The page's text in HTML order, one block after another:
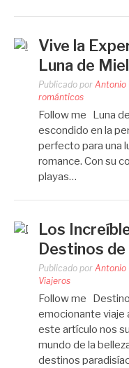
Vive la
Luna de
Publicado por Antonio
románticos
Follow me Luna
escondido en la
perfecto para una
romance. Con su
playas…
Los
Destinos de
Publicado por Antonio
Viajeros
Follow me
emocionante viaje
este artículo nos
mundo de la
destinos